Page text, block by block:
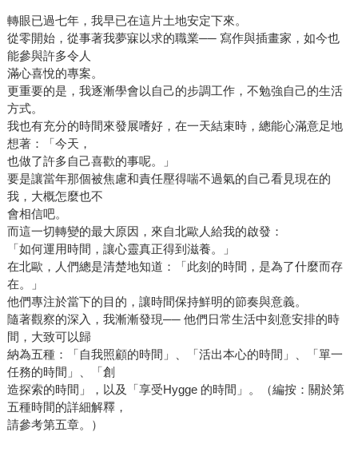
轉眼已過七年，我早已在這片土地安定下來。
從零開始，從事著我夢寐以求的職業── 寫作與插畫家，如今也
能參與許多令人
滿心喜悅的專案。
更重要的是，我逐漸學會以自己的步調工作，不勉強自己的生活
方式。
我也有充分的時間來發展嗜好，在一天結束時，總能心滿意足地
想著：「今天，
也做了許多自己喜歡的事呢。」
要是讓當年那個被焦慮和責任壓得喘不過氣的自己看見現在的
我，大概怎麼也不
會相信吧。
而這一切轉變的最大原因，來自北歐人給我的啟發：
「如何運用時間，讓心靈真正得到滋養。」
在北歐，人們總是清楚地知道：「此刻的時間，是為了什麼而存
在。」
他們專注於當下的目的，讓時間保持鮮明的節奏與意義。
隨著觀察的深入，我漸漸發現── 他們日常生活中刻意安排的時
間，大致可以歸
納為五種：「自我照顧的時間」、「活出本心的時間」、「單一
任務的時間」、「創
造探索的時間」，以及「享受Hygge 的時間」。（編按：關於第
五種時間的詳細解釋，
請參考第五章。）